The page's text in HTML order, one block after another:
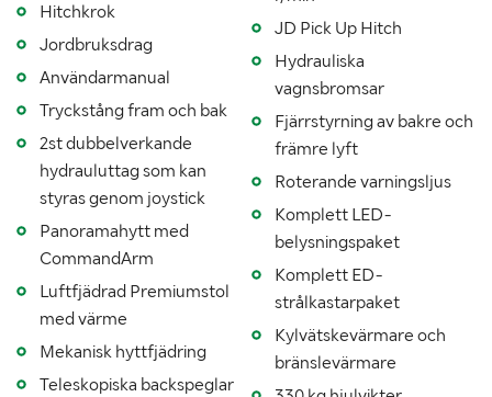
Tjänstevikt (kg)
Lastvikt (kg) 4200
Totalvikt (kg)
Längd (mm)
Bredd (mm)
Höjd (mm)
Hitchkrok
Jordbruksdrag
Användarmanual
Tryckstång fram och bak
2st dubbelverkande
hydrauluttag som kan
styras genom joystick
Panoramahytt med
CommandArm
Luftfjädrad Premiumstol
med värme
Mekanisk hyttfjädring
Teleskopiska backspeglar
JD Pick Up Hitch
Hydrauliska
vagnsbromsar
Fjärrstyrning av bakre och
främre lyft
Roterande varningsljus
Komplett LED-
belysningspaket
Komplett ED-
strålkastarpaket
Kylvätskevärmare och
bränslevärmare